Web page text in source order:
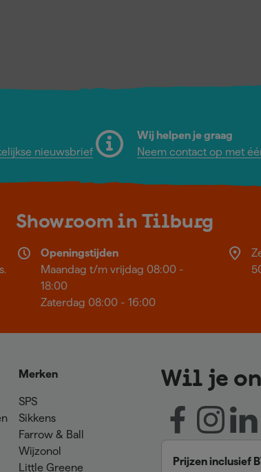
nieuwsbrief
Wij helpen je graag
Neem contact op met
Showroom in Tilburg
Openingstijden
Maandag t/m vrijdag 08:00 -
18:00
Zaterdag 08:00 - 16:00
Merken
SPS
Sikkens
Farrow & Ball
Wijzonol
Little Greene
Wil je
Prijzen inclusief